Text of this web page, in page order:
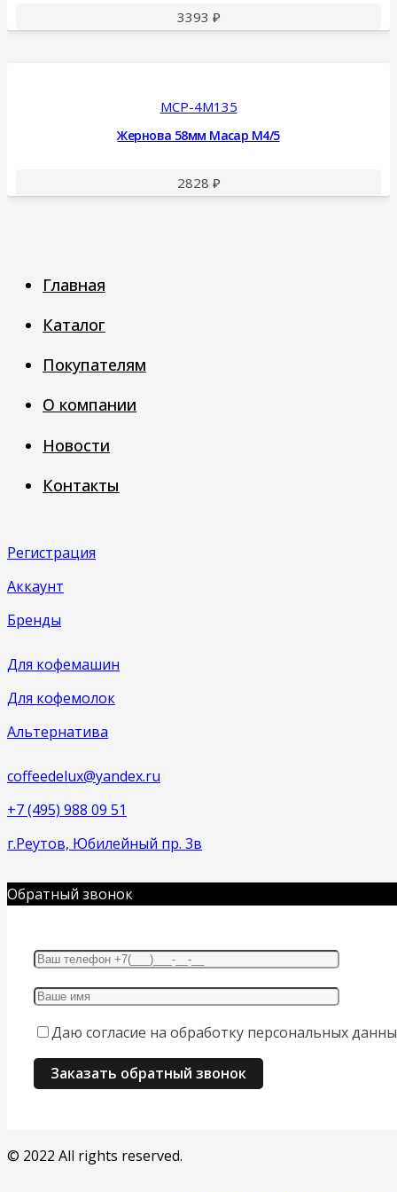
3393 ₽
MCP-4M135
Жернова 58мм Macap M4/5
2828 ₽
Главная
Каталог
Покупателям
О компании
Новости
Контакты
Регистрация
Аккаунт
Бренды
Для кофемашин
Для кофемолок
Альтернатива
coffeedelux@yandex.ru
+7 (495) 988 09 51
г.Реутов, Юбилейный пр. 3в
Обратный звонок
Даю согласие на обработку персональных
© 2022 All rights reserved.